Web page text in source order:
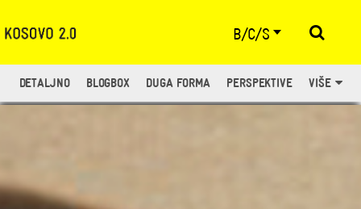
B/C/S
DETALJNO BLOGBOX DUGA FORMA PERSPEKTIVE VIŠE